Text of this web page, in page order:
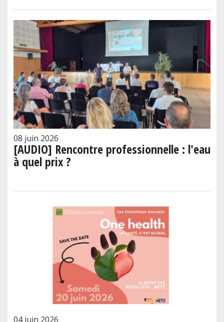
08 juin 2026
[AUDIO] Rencontre professionnelle : l'eau
à quel prix ?
04 juin 2026